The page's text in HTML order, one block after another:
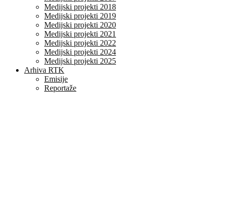
Medijski projekti 2018
Medijski projekti 2019
Medijski projekti 2020
Medijski projekti 2021
Medijski projekti 2022
Medijski projekti 2024
Medijski projekti 2025
Arhiva RTK
Emisije
Reportaže